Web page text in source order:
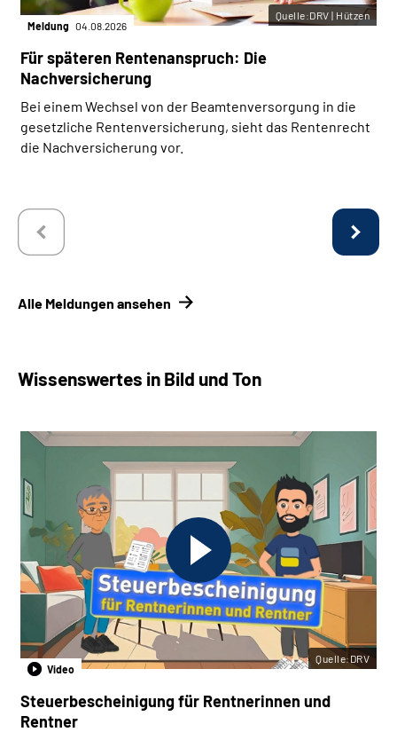
Meldung 04.08.2026
Für späteren Rentenanspruch: Die
Nachversicherung
Bei einem Wechsel von der Beamtenversorgung in die
gesetzliche Rentenversicherung, sieht das Rentenrecht
die Nachversicherung vor.
Quelle:DRV | Hützen
Alle Meldungen ansehen
Wissenswertes in Bild und Ton
Video
Steuerbescheinigung für Rentnerinnen und
Rentner
Quelle:DRV